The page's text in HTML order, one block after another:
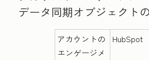
データ同期オブジェクト
アカウントの
エンゲージメ
HubSpot